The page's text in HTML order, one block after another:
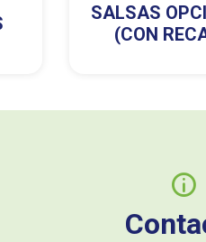
SALSAS
(CON